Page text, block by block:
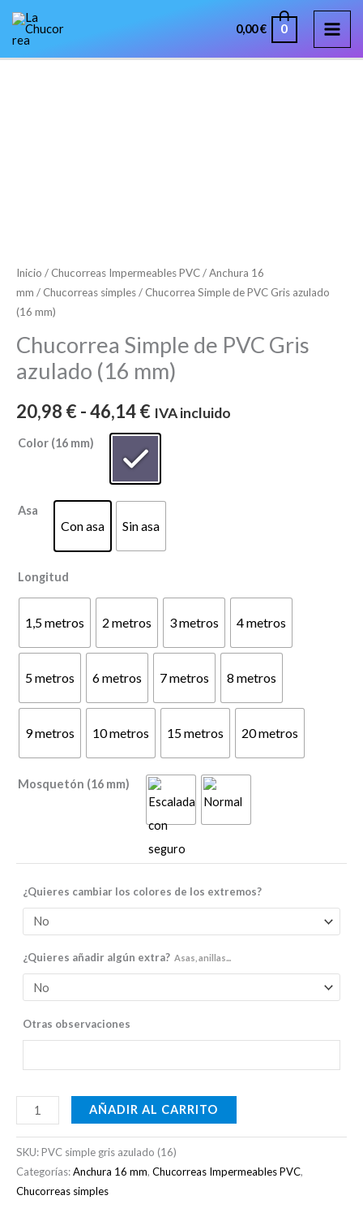
0,00€ 0
Inicio / Chucorreas Impermeables PVC/Anchura 16
mm / Chucorreas simples/ Chucorrea Simple de PVC Gris azulado
(16 mm)
Chucorrea Simple de PVC Gris
azulado (16 mm)
20,98 €-46,14€
hasta
IVA incluido
Color (16 mm)
Asa
Con asa Sin asa
Longitud
1,5 metros 2 metros 3 metros 4 metros
5 metros 6 metros 7 metros 8 metros
9 metros 10 metros 15 metros 20 metros
Mosquetón (16 mm)
¿Quieres cambiar los colores de los extremos?
¿Quieres añadir algún extra? Asas, anillas...
Otras observaciones
mm)
cantidad
AÑADIR AL CARRITO
SKU:PVC simple gris azulado (16)
Categorías:Anchura 16 mm, Chucorreas Impermeables PVC,
Chucorreas simples